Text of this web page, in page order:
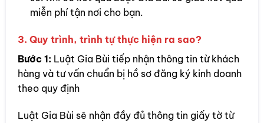
miễn phí tận nơi cho bạn.
3. Quy trình, trình tự thực hiện ra sao?
Bước 1: Luật Gia Bùi tiếp nhận thông tin từ khách
hàng và tư vấn chuẩn bị hồ sơ đăng ký kinh doanh
theo quy định
Luật Gia Bùi sẽ nhận đầy đủ thông tin giấy tờ từ